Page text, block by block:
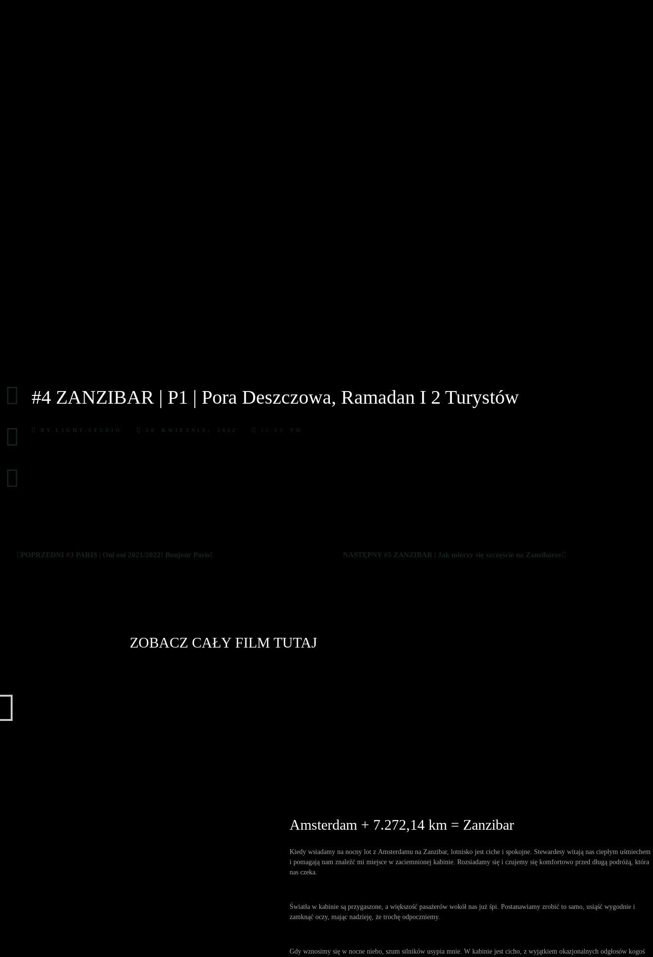
#4 ZANZIBAR | P1 | Pora Deszczowa, Ramadan I 2 Turystów
BY.LIGHT.STUDIO 30 KWIETNIA, 2022 12:00 PM
POPRZEDNI #3 PARIS | Oui oui 2021/2022! Bonjour Paris! NASTĘPNY #5 ZANZIBAR | Jak mierzy się szczęście na Zanzibarze
ZOBACZ CAŁY FILM TUTAJ
Amsterdam + 7.272,14 km = Zanzibar
Kiedy wsiadamy na nocny lot z Amsterdamu na Zanzibar, lotnisko jest ciche i spokojne. Stewardesy witają nas ciepłym uśmiechem
i pomagają nam znaleźć mi miejsce w zaciemnionej kabinie. Rozsiadamy się i czujemy się komfortowo przed długą podróżą, która
nas czeka.
Światła w kabinie są przygaszone, a większość pasażerów wokół nas już śpi. Postanawiamy zrobić to samo, usiąść wygodnie i
zamknąć oczy, mając nadzieję, że trochę odpoczniemy.
Gdy wznosimy się w nocne niebo, szum silników usypia mnie. W kabinie jest cicho, z wyjątkiem okazjonalnych odgłosów kogoś